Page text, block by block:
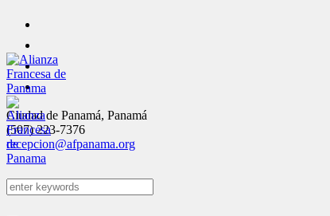
Ciudad de Panamá, Panamá
(507) 223-7376
recepcion@afpanama.org